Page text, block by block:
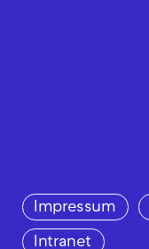
Impressum
Intranet